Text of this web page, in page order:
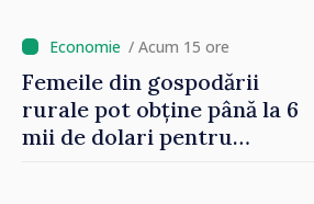
un nivel mai mic”
/ Acum 15 ore
Femeile din gospodării
rurale pot obține până la 6
mii de dolari pentru